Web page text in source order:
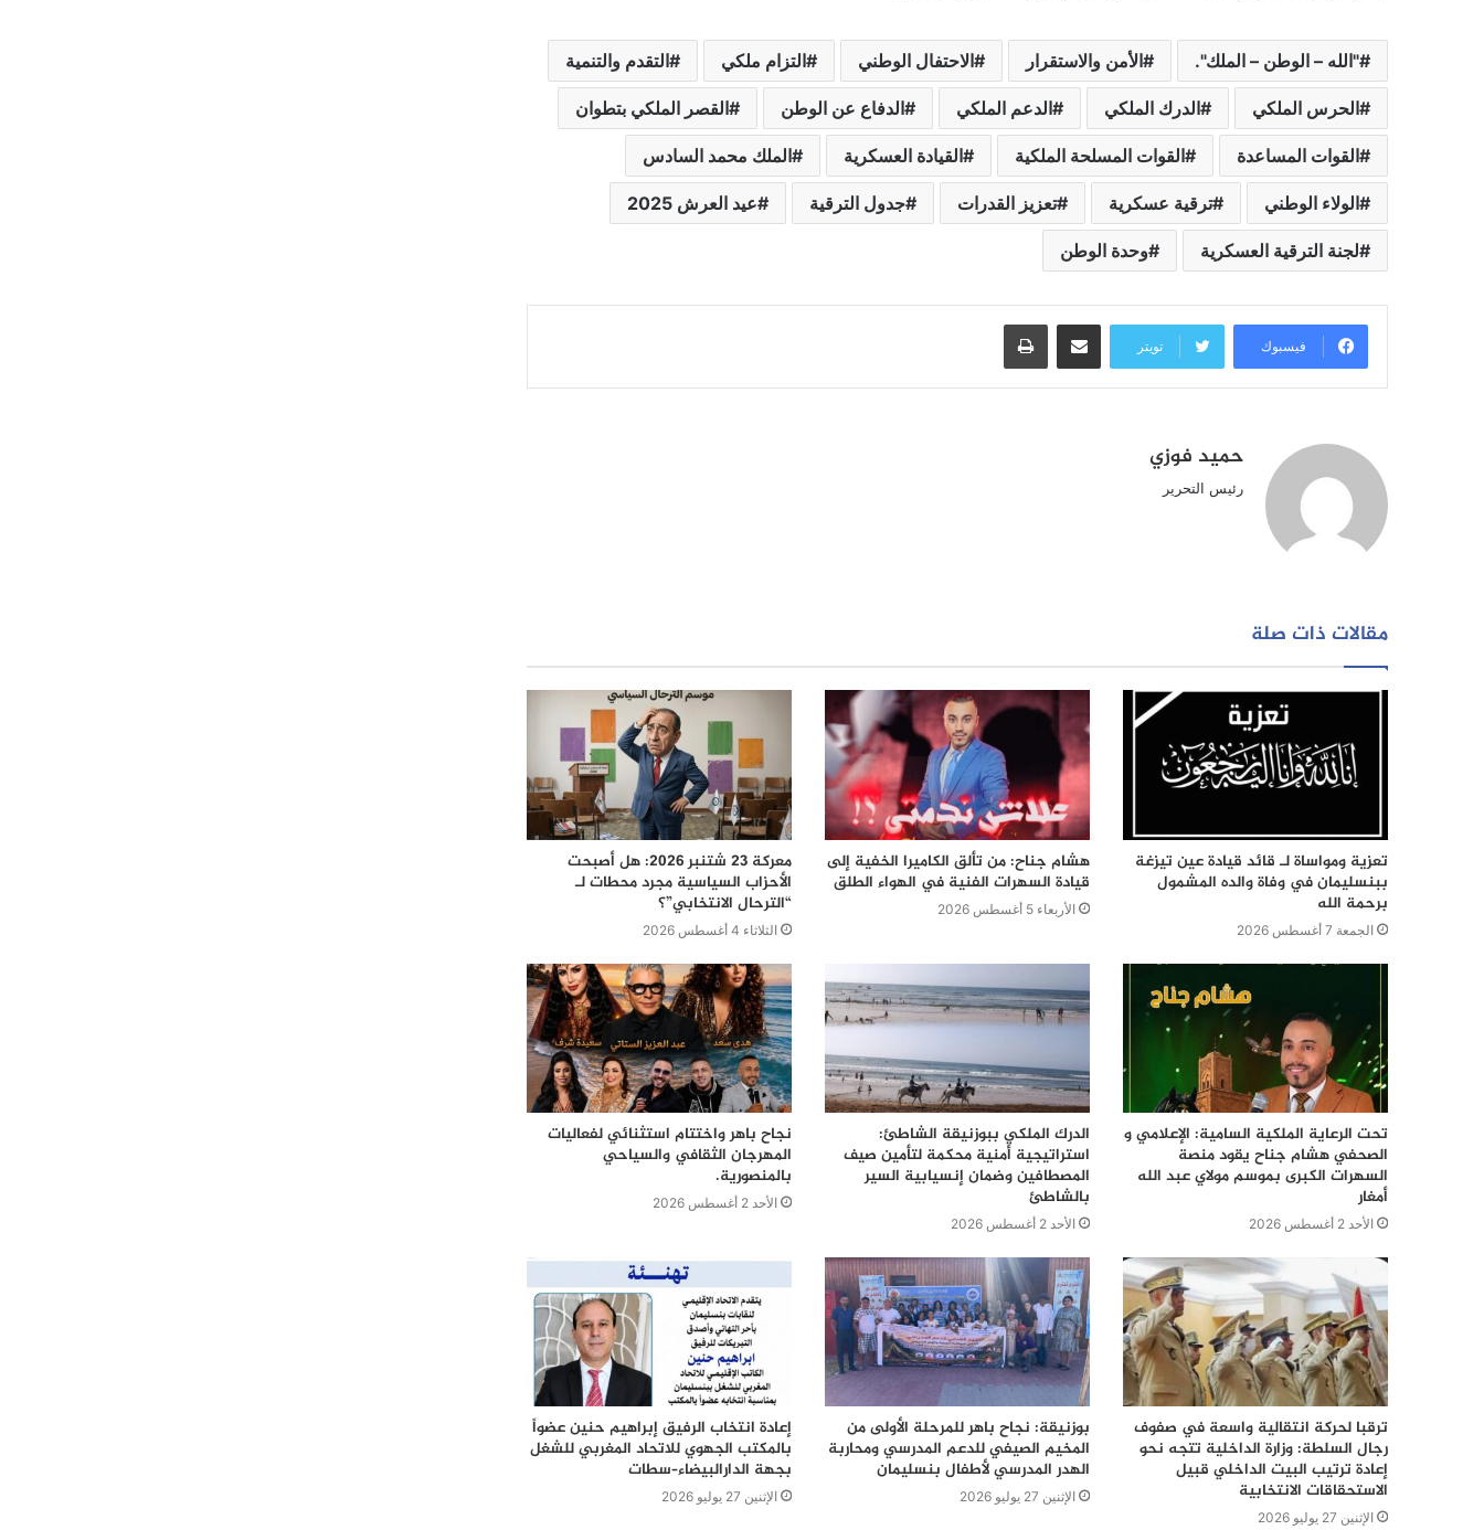
"الله – الوطن – الملك". الأمن والاستقرار الاحتفال الوطني التزام ملكي التقدم والتنمية
الحرس الملكي الدرك الملكي الدعم الملكي الدفاع عن الوطن القصر الملكي بتطوان
القوات المساعدة القوات المسلحة الملكية القيادة العسكرية الملك محمد السادس
الولاء الوطني ترقية عسكرية تعزيز القدرات جدول الترقية عيد العرش 2025
لجنة الترقية العسكرية وحدة الوطن
فيسبوك تويتر
مشاركة عبر البريد طباعة
حميد فوزي
رئيس التحرير
مقالات ذات صلة
تعزية ومواساة لـ قائد قيادة عين تيزغة
ببنسليمان في وفاة والده المشمول
برحمة الله
الجمعة 7 أغسطس 2026
هشام جناح: من تألق الكاميرا الخفية إلى
قيادة السهرات الفنية في الهواء الطلق
الأربعاء 5 أغسطس 2026
معركة 23 شتنبر 2026: هل أصبحت
الأحزاب السياسية مجرد محطات لـ
“الترحال الانتخابي”؟
الثلاثاء 4 أغسطس 2026
تحت الرعاية الملكية السامية: الإعلامي و
الصحفي هشام جناح يقود منصة
السهرات الكبرى بموسم مولاي عبد الله
أمغار
الأحد 2 أغسطس 2026
الدرك الملكي ببوزنيقة الشاطئ:
استراتيجية أمنية محكمة لتأمين صيف
المصطافين وضمان إنسيابية السير
بالشاطئ
الأحد 2 أغسطس 2026
نجاح باهر واختتام استثنائي لفعاليات
المهرجان الثقافي والسياحي
بالمنصورية.
الأحد 2 أغسطس 2026
ترقبا لحركة انتقالية واسعة في صفوف
رجال السلطة: وزارة الداخلية تتجه نحو
إعادة ترتيب البيت الداخلي قبيل
الاستحقاقات الانتخابية
الإثنين 27 يوليو 2026
بوزنيقة: نجاح باهر للمرحلة الأولى من
المخيم الصيفي للدعم المدرسي ومحاربة
الهدر المدرسي لأطفال بنسليمان
الإثنين 27 يوليو 2026
إعادة انتخاب الرفيق إبراهيم حنين عضواً
بالمكتب الجهوي للاتحاد المغربي للشغل
بجهة الدارالبيضاء–سطات
الإثنين 27 يوليو 2026